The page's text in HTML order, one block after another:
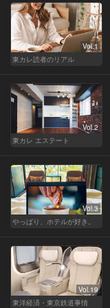
Vol.1
東カレ読者のリアル
Vol.2
東カレ エステート
Vol.3
やっぱり、ホテルが好き。
Vol.19
東洋経済・東京鉄道事情